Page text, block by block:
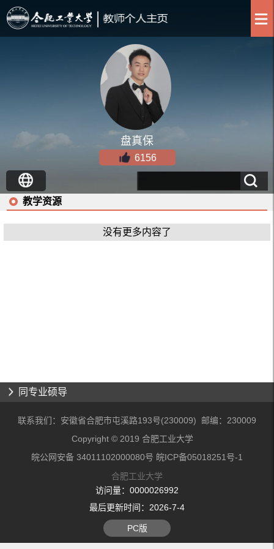
盘真保
6156
教学资源
没有更多内容了
同专业硕导
联系我们：安徽省合肥市屯溪路193号(230009) 邮编：230009
Copyright © 2019 合肥工业大学
皖公网安备 34011102000080号 皖ICP备05018251号-1
合肥工业大学
访问量： 0000026992
最后更新时间： 2026-7-4
PC版